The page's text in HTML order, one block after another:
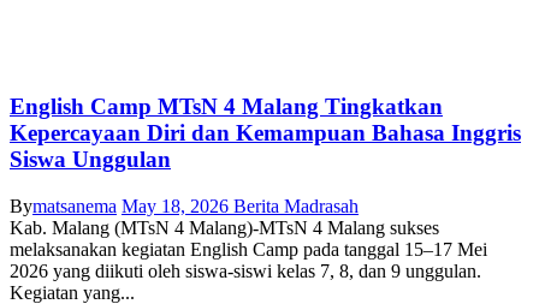
English Camp MTsN 4 Malang Tingkatkan
Kepercayaan Diri dan Kemampuan Bahasa Inggris
Siswa Unggulan
Bymatsanema May 18, 2026 Berita Madrasah
Kab. Malang (MTsN 4 Malang)-MTsN 4 Malang sukses
melaksanakan kegiatan English Camp pada tanggal 15–17 Mei
2026 yang diikuti oleh siswa-siswi kelas 7, 8, dan 9 unggulan.
Kegiatan yang...